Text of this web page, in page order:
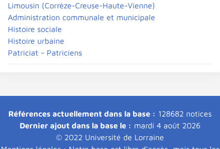
Limousin (Corrèze-Creuse-Haute-Vienne)
Administration communale et municipale
Histoire sociale
Histoire urbaine
Patriciat - Patriciens
Références actuellement dans la base : 128682 notices
Dernier ajout dans la base le : mardi 4 août 2026
© 2022 Université de Lorraine